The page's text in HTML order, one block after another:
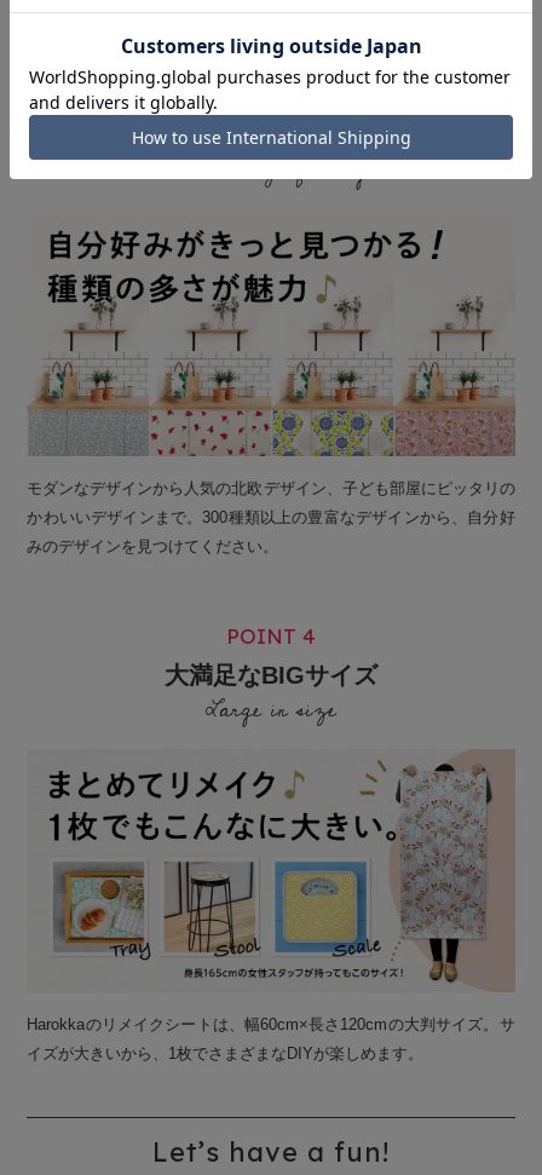
300種類以上の豊富なデザイン
Wide variety of designs
モダンなデザインから人気の北欧デザイン、子ども部屋にピッタリの
かわいいデザインまで。300種類以上の豊富なデザインから、自分好
みのデザインを見つけてください。
POINT 4
大満足なBIGサイズ
Large in size
Harokkaのリメイクシートは、幅60cm×長さ120cmの大判サイズ。サ
イズが大きいから、1枚でさまざまなDIYが楽しめます。
Let’s have a fun!